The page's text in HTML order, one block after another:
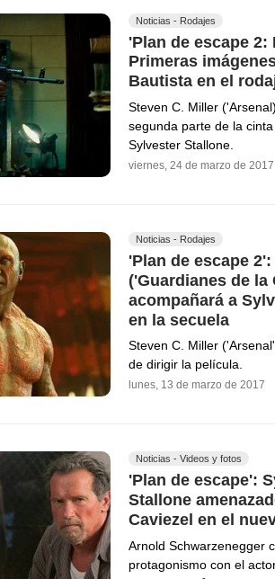
Noticias - Rodajes
'Plan de escape 2:
Primeras
Bautista en el
Steven C. Miller
segunda parte de la
Sylvester Stallone.
viernes, 24 de marzo de 2017
Noticias - Rodajes
'Plan de escape
('Guardianes de la
acompañará a
en la secuela
Steven C. Miller
de dirigir la película.
lunes, 13 de marzo de 2017
Noticias - Videos y fotos
'Plan de escape':
Stallone
Caviezel en el
Arnold Schwarzenegger
protagonismo con el